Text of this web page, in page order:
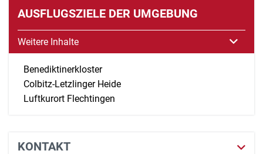
AUSFLUGSZIELE DER UMGEBUNG
Weitere Inhalte
Benediktinerkloster
Colbitz-Letzlinger Heide
Luftkurort Flechtingen
KONTAKT